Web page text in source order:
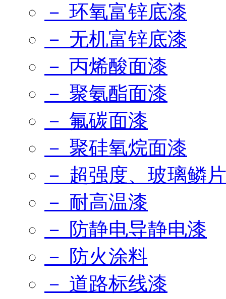
－ 环氧富锌底漆
－ 无机富锌底漆
－ 丙烯酸面漆
－ 聚氨酯面漆
－ 氟碳面漆
－ 聚硅氧烷面漆
－ 超强度、玻璃鳞
－ 耐高温漆
－ 防静电导静电漆
－ 防火涂料
－ 道路标线漆